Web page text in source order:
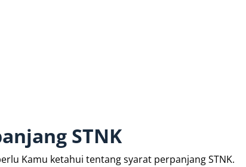
STNK
Kamu ketahui tentang syarat perpanjang STNK.